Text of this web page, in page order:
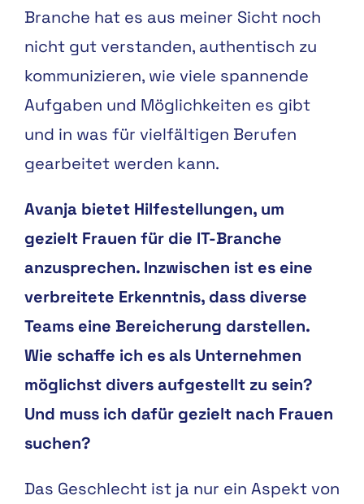
Branche hat es aus meiner Sicht noch
nicht gut verstanden, authentisch zu
kommunizieren, wie viele spannende
Aufgaben und Möglichkeiten es gibt
und in was für vielfältigen Berufen
gearbeitet werden kann.
Avanja bietet Hilfestellungen, um
gezielt Frauen für die IT-Branche
anzusprechen. Inzwischen ist es eine
verbreitete Erkenntnis, dass diverse
Teams eine Bereicherung darstellen.
Wie schaffe ich es als Unternehmen
möglichst divers aufgestellt zu sein?
Und muss ich dafür gezielt nach Frauen
suchen?
Das Geschlecht ist ja nur ein Aspekt von